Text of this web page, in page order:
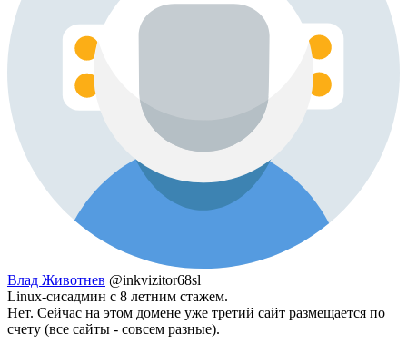
Влад Животнев @inkvizitor68sl
Linux-сисадмин с 8 летним стажем.
Нет. Сейчас на этом домене уже третий сайт размещается по
счету (все сайты - совсем разные).